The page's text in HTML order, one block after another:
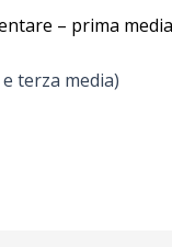
– prima
terza media)